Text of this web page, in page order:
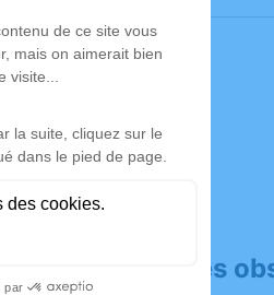
Déroulé des